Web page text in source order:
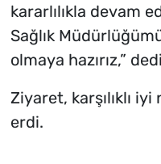
kararlılıkla devam
Sağlık
olmaya hazırız,”
Ziyaret, karşılıklı
erdi.